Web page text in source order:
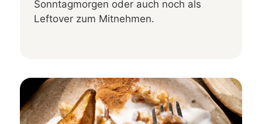
Sonntagmorgen oder auch noch als
Leftover zum Mitnehmen.